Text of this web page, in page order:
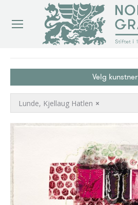
Velg kunstner
×
Lunde, Kjellaug Hatlen